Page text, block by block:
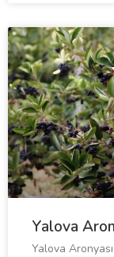
Yalova
Yalova